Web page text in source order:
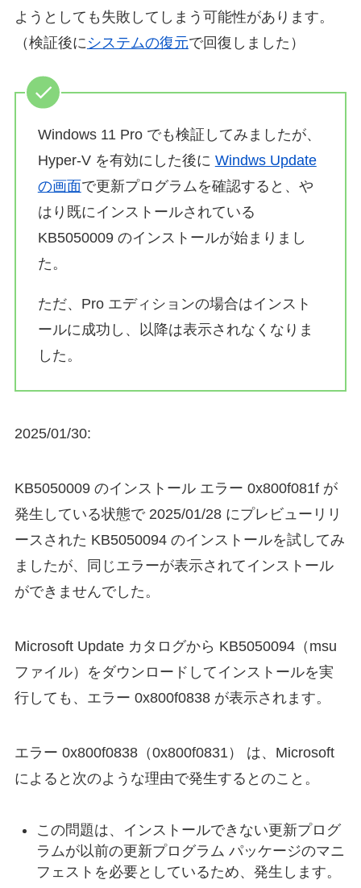
ようとしても失敗してしまう可能性があります。
（検証後に システムの復元で回復しました）
Windows 11 Pro でも検証してみましたが、
Hyper-V を有効にした後に Windws Update
の画面で更新プログラムを確認すると、や
はり既にインストールされている
KB5050009 のインストールが始まりまし
た。
ただ、Pro エディションの場合はインスト
ールに成功し、以降は表示されなくなりま
した。
2025/01/30:
KB5050009 のインストール エラー 0x800f081f が
発生している状態で 2025/01/28 にプレビューリリ
ースされた KB5050094 のインストールを試してみ
ましたが、同じエラーが表示されてインストール
ができませんでした。
Microsoft Update カタログから KB5050094（msu
ファイル）をダウンロードしてインストールを実
行しても、エラー 0x800f0838 が表示されます。
エラー 0x800f0838（0x800f0831） は、Microsoft
によると次のような理由で発生するとのこと。
この問題は、インストールできない更新プログ
ラムが以前の更新プログラム パッケージのマニ
フェストを必要としているため、発生します。